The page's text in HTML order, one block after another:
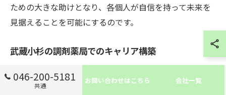
ための大きな助けとなり、各個人が自信を持って未来を
見据えることを可能にするのです。
武蔵小杉の調剤薬局でのキャリア構築
た福利厚生が鍵となります。地域密着型の薬局では、患
046-200-5181
共通
お問い合わせはこちら 会社一覧